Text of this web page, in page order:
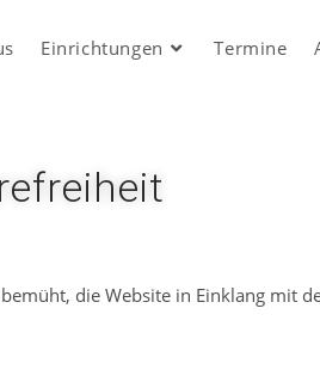
Einrichtungen Termine
die Website in Einklang mit